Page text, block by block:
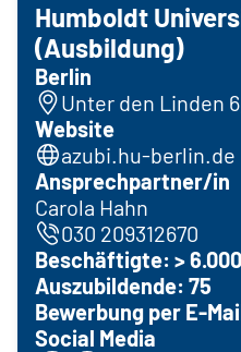
Humboldt
(Ausbildung)
Berlin
Unter den Linden
Website
azubi.hu-berlin.de
Ansprechpartner/in
Carola Hahn
030 209312670
Beschäftigte: > 6.000
Auszubildende: 75
Bewerbung per E-
Social Media